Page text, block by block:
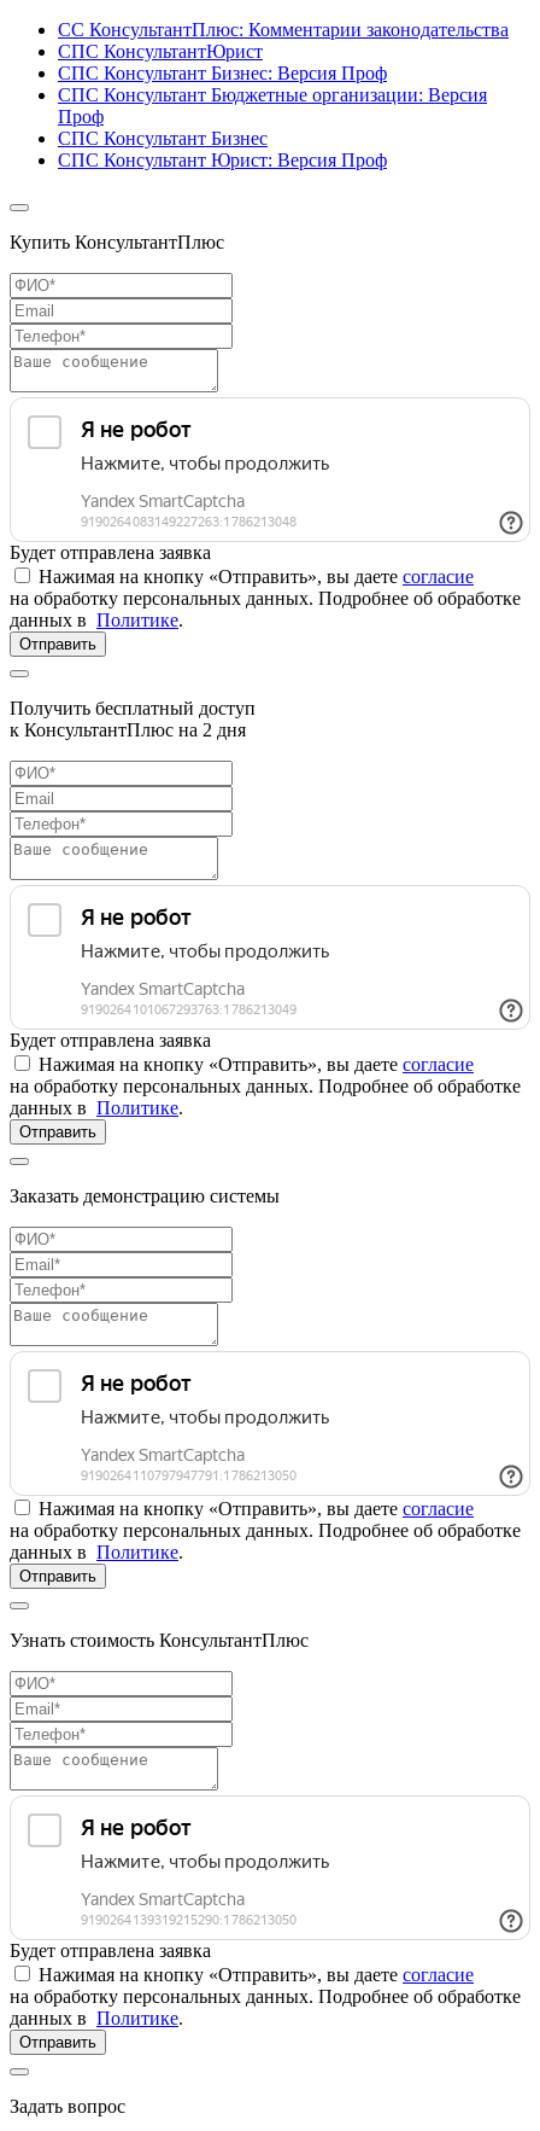
СС КонсультантПлюс: Комментарии законодательства
СПС КонсультантЮрист
СПС Консультант Бизнес: Версия Проф
СПС Консультант Бюджетные организации: Версия
Проф
СПС Консультант Бизнес
СПС Консультант Юрист: Версия Проф
Купить КонсультантПлюс
Будет отправлена заявка
Нажимая на кнопку «Отправить», вы даете согласие
на обработку персональных данных. Подробнее об обработке
данных в Политике.
Отправить
Получить бесплатный доступ
к КонсультантПлюс на 2 дня
Будет отправлена заявка
Нажимая на кнопку «Отправить», вы даете согласие
на обработку персональных данных. Подробнее об обработке
данных в Политике.
Отправить
Заказать демонстрацию системы
Нажимая на кнопку «Отправить», вы даете согласие
на обработку персональных данных. Подробнее об обработке
данных в Политике.
Отправить
Узнать стоимость КонсультантПлюс
Будет отправлена заявка
Нажимая на кнопку «Отправить», вы даете согласие
на обработку персональных данных. Подробнее об обработке
данных в Политике.
Отправить
Задать вопрос